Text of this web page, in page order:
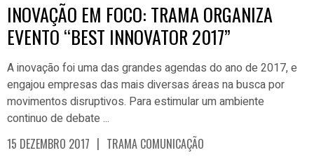
INOVAÇÃO EM FOCO: TRAMA ORGANIZA
EVENTO “BEST INNOVATOR 2017”
A inovação foi uma das grandes agendas do ano de 2017, e
engajou empresas das mais diversas áreas na busca por
movimentos disruptivos. Para estimular um ambiente
continuo de debate ...
15 DEZEMBRO 2017 | TRAMA COMUNICAÇÃO